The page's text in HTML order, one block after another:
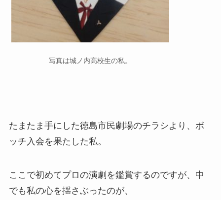
写真は城ノ内高校生の私。
たまたま手にした徳島市民劇場のチラシより、ボ
ッチ入会を果たした私。
ここで初めてプロの演劇を鑑賞するのですが、中
でも私の心を揺さぶったのが、